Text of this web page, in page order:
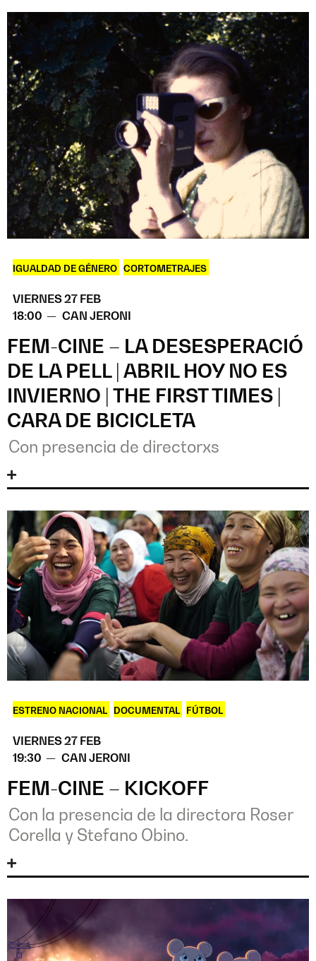
IGUALDAD DE GÉNERO CORTOMETRAJES
VIERNES 27 FEB
18:00 — CAN JERONI
FEM-CINE – LA DESESPERACIÓ
DE LA PELL | ABRIL HOY NO ES
INVIERNO | THE FIRST TIMES |
CARA DE BICICLETA
Con presencia de directorxs
ESTRENO NACIONAL DOCUMENTAL FÚTBOL
VIERNES 27 FEB
19:30 — CAN JERONI
FEM-CINE – KICKOFF
Con la presencia de la directora Roser
Corella y Stefano Obino.